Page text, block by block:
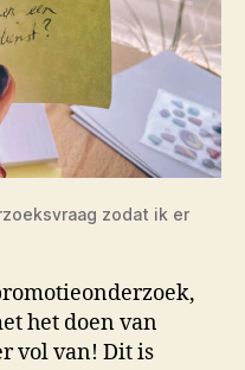
zodat ik er
het doen van
vol van! Dit is